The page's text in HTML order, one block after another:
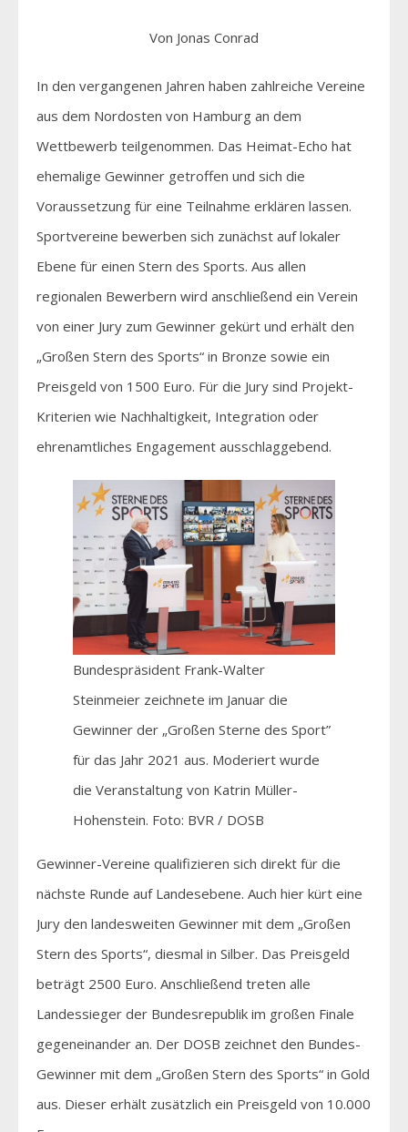
Von Jonas Conrad
In den vergangenen Jahren haben zahlreiche Vereine
aus dem Nordosten von Hamburg an dem
Wettbewerb teilgenommen. Das Heimat-Echo hat
ehemalige Gewinner getroffen und sich die
Voraussetzung für eine Teilnahme erklären lassen.
Sportvereine bewerben sich zunächst auf lokaler
Ebene für einen Stern des Sports. Aus allen
regionalen Bewerbern wird anschließend ein Verein
von einer Jury zum Gewinner gekürt und erhält den
„Großen Stern des Sports“ in Bronze sowie ein
Preisgeld von 1500 Euro. Für die Jury sind Projekt-
Kriterien wie Nachhaltigkeit, Integration oder
ehrenamtliches Engagement ausschlaggebend.
Bundespräsident Frank-Walter
Steinmeier zeichnete im Januar die
Gewinner der „Großen Sterne des Sport”
für das Jahr 2021 aus. Moderiert wurde
die Veranstaltung von Katrin Müller-
Hohenstein. Foto: BVR / DOSB
Gewinner-Vereine qualifizieren sich direkt für die
nächste Runde auf Landesebene. Auch hier kürt eine
Jury den landesweiten Gewinner mit dem „Großen
Stern des Sports“, diesmal in Silber. Das Preisgeld
beträgt 2500 Euro. Anschließend treten alle
Landessieger der Bundesrepublik im großen Finale
gegeneinander an. Der DOSB zeichnet den Bundes-
Gewinner mit dem „Großen Stern des Sports“ in Gold
aus. Dieser erhält zusätzlich ein Preisgeld von 10.000